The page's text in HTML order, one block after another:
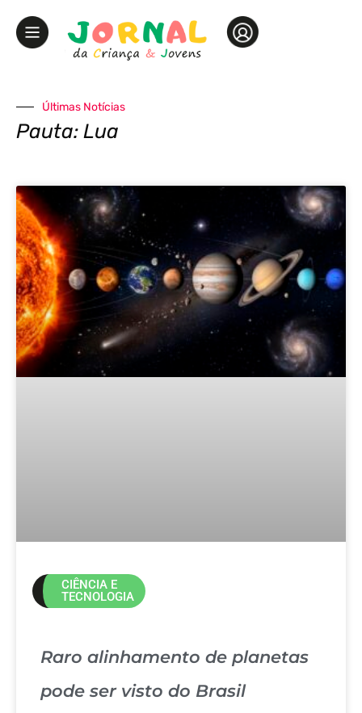
Últimas Notícias
Pauta: Lua
CIÊNCIA E
TECNOLOGIA
Raro alinhamento de planetas
pode ser visto do Brasil